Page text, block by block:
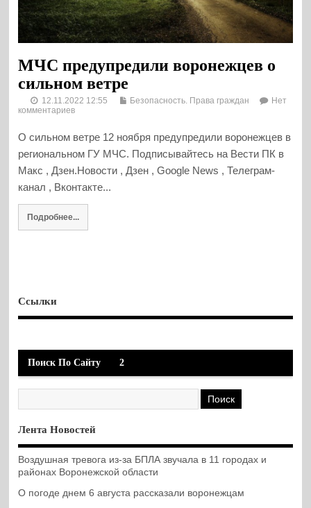
МЧС предупредили воронежцев о
сильном ветре
12.11.2022 12:55 Безопасность. Права граждан
Нет
комментариев
О сильном ветре 12 ноября предупредили воронежцев в
региональном ГУ МЧС. Подписывайтесь на Вести ПК в
Макс , Дзен.Новости , Дзен , Google News , Телеграм-
канал , Вконтакте...
Подробнее...
Ссылки
Поиск По Сайту 2
Лента Новостей
Воздушная тревога из-за БПЛА звучала в 11 городах и
районах Воронежской области
О погоде днем 6 августа рассказали воронежцам